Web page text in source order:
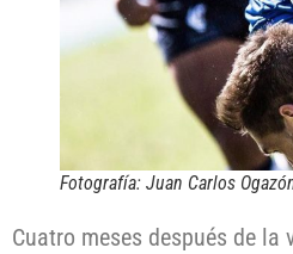
Fotografía: Juan Carlos
Cuatro meses después de